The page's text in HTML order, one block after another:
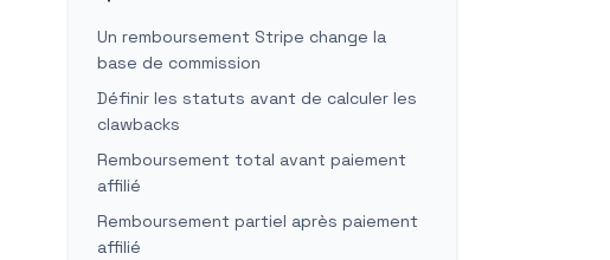
Un remboursement Stripe change la
base de commission
Définir les statuts avant de calculer les
clawbacks
Remboursement total avant paiement
affilié
Remboursement partiel après paiement
affilié